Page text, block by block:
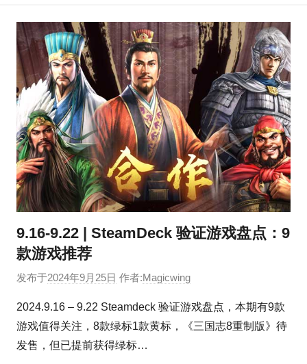
9.16-9.22 | SteamDeck 验证游戏盘点：9
款游戏推荐
发布于2024年9月25日 作者:Magicwing
2024.9.16 – 9.22 Steamdeck 验证游戏盘点，本期有9款
游戏值得关注，8款绿标1款黄标，《三国志8重制版》待
发售，但已提前获得绿标…